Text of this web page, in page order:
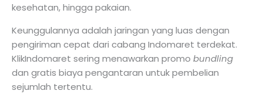
kesehatan, hingga pakaian.
Keunggulannya adalah jaringan yang luas dengan
pengiriman cepat dari cabang Indomaret terdekat.
KlikIndomaret sering menawarkan promo bundling
dan gratis biaya pengantaran untuk pembelian
sejumlah tertentu.